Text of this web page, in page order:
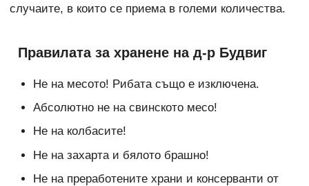
случаите, в които се приема в големи количества.
Правилата за хранене на д-р Будвиг
Не на месото! Рибата също е изключена.
Абсолютно не на свинското месо!
Не на колбасите!
Не на захарта и бялото брашно!
Не на преработените храни и консерванти от